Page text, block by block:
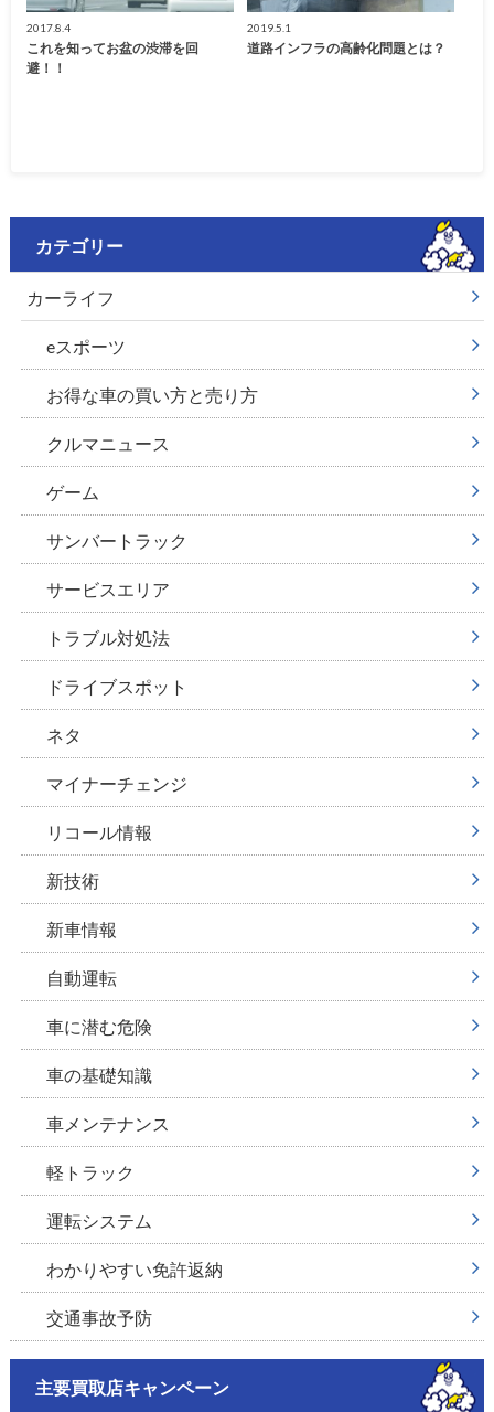
2017.8.4
これを知ってお盆の渋滞を回
避！！
2019.5.1
道路インフラの高齢化問題とは？
カテゴリー
カーライフ
eスポーツ
お得な車の買い方と売り方
クルマニュース
ゲーム
サンバートラック
サービスエリア
トラブル対処法
ドライブスポット
ネタ
マイナーチェンジ
リコール情報
新技術
新車情報
自動運転
車に潜む危険
車の基礎知識
車メンテナンス
軽トラック
運転システム
わかりやすい免許返納
交通事故予防
主要買取店キャンペーン